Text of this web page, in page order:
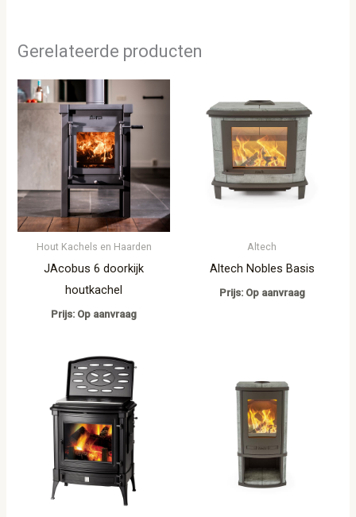
Gerelateerde producten
Hout Kachels en Haarden
JAcobus 6 doorkijk
houtkachel
Prijs: Op aanvraag
Altech
Altech Nobles Basis
Prijs: Op aanvraag